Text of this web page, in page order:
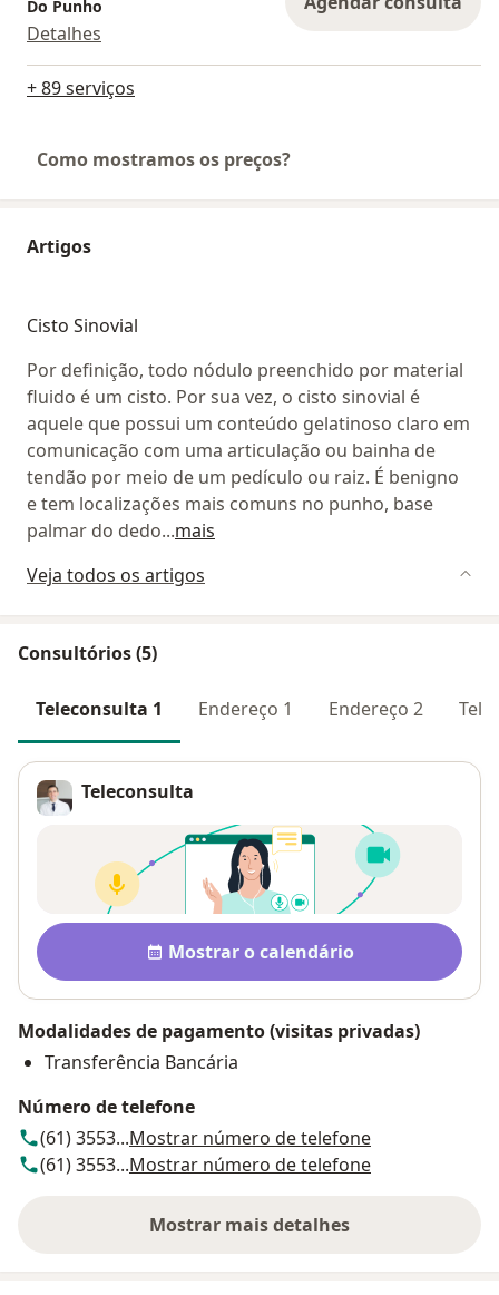
Do Punho
Detalhes
+ 89 serviços
Como mostramos os preços?
Artigos
Cisto Sinovial
Por definição, todo nódulo preenchido por material
fluido é um cisto. Por sua vez, o cisto sinovial é
aquele que possui um conteúdo gelatinoso claro em
comunicação com uma articulação ou bainha de
tendão por meio de um pedículo ou raiz. É benigno
e tem localizações mais comuns no punho, base
palmar do dedo...mais
Veja todos os artigos
Consultórios (5)
Teleconsulta 1 Endereço 1 Endereço 2
Teleconsulta
Disponibilidade
Mostrar o calendário
Modalidades de pagamento (visitas privadas)
Transferência Bancária
Número de telefone
(61) 3553...Mostrar número de telefone
(61) 3553...Mostrar número de telefone
Mostrar mais detalhes
sobre o endereço